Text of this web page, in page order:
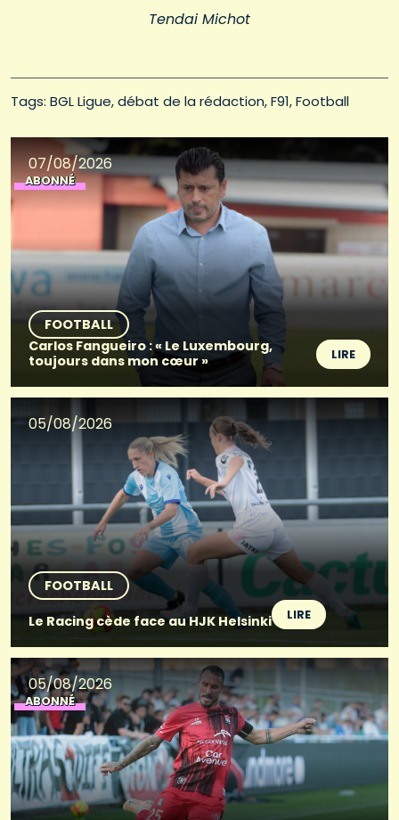
Tendai Michot
Tags: BGL Ligue débat de la rédaction F91 Football
07/08/2026
ABONNÉ
FOOTBALL
Carlos Fangueiro : « Le Luxembourg,
toujours dans mon cœur »
LIRE
05/08/2026
FOOTBALL
Le Racing cède face au HJK Helsinki
LIRE
05/08/2026
ABONNÉ